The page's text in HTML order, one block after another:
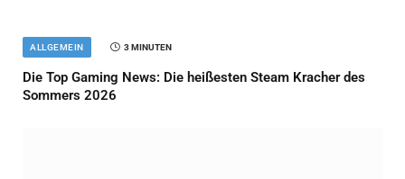
ALLGEMEIN 3 MINUTEN
Die Top Gaming News: Die heißesten Steam Kracher des
Sommers 2026